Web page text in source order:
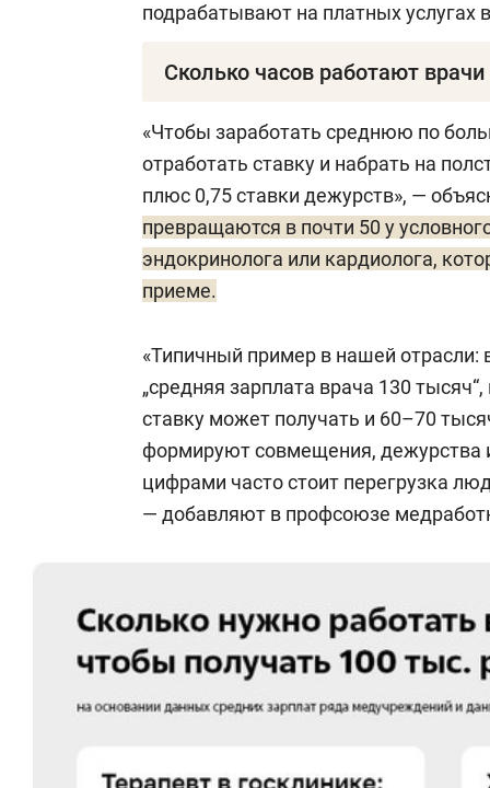
подрабатывают на платных услугах
Сколько часов работают врачи
По законодательству России, для
сокращенная, до 39 часов в неделю,
— 36 часов в неделюработают
врачи-психиатры (взрослые и
диспансеров, медпунктов, которые
— 30 часов — врачи
которые работают с трупами, а
гамма-терапию, делают
излучением;
в радиоманипуляционных кабинетах
«Чтобы заработать среднюю по
отработать ставку и набрать на
плюс 0,75 ставки дежурств», —
превращаются в почти 50 у
эндокринолога или кардиолога,
приеме.
«Типичный пример в нашей отрасли:
„средняя зарплата врача 130
ставку может получать и 60–70
формируют совмещения, дежурства
цифрами часто стоит перегрузка
— добавляют в профсоюзе